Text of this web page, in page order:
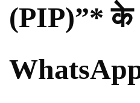
(PIP)”* के